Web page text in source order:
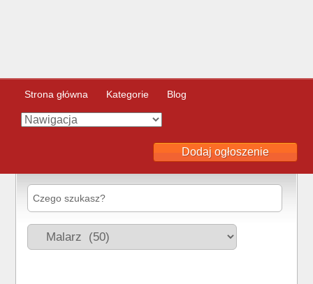
Strona główna Kategorie Blog
Dodaj ogłoszenie